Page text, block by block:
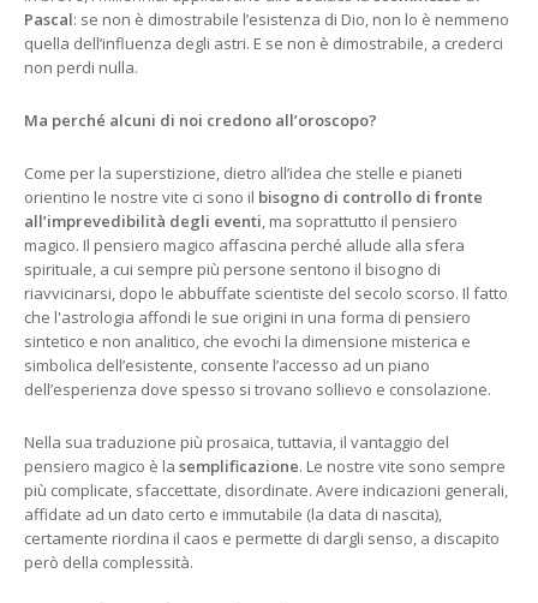
Pascal: se non è dimostrabile l’esistenza di Dio, non lo è nemmeno
quella dell’influenza degli astri. E se non è dimostrabile, a crederci
non perdi nulla.
Ma perché alcuni di noi credono all’oroscopo?
Come per la superstizione, dietro all’idea che stelle e pianeti
orientino le nostre vite ci sono il bisogno di controllo di fronte
all’imprevedibilità degli eventi, ma soprattutto il pensiero
magico. Il pensiero magico affascina perché allude alla sfera
spirituale, a cui sempre più persone sentono il bisogno di
riavvicinarsi, dopo le abbuffate scientiste del secolo scorso. Il fatto
che l'astrologia affondi le sue origini in una forma di pensiero
sintetico e non analitico, che evochi la dimensione misterica e
simbolica dell’esistente, consente l’accesso ad un piano
dell’esperienza dove spesso si trovano sollievo e consolazione.
Nella sua traduzione più prosaica, tuttavia, il vantaggio del
pensiero magico è la semplificazione. Le nostre vite sono sempre
più complicate, sfaccettate, disordinate. Avere indicazioni generali,
affidate ad un dato certo e immutabile (la data di nascita),
certamente riordina il caos e permette di dargli senso, a discapito
però della complessità.